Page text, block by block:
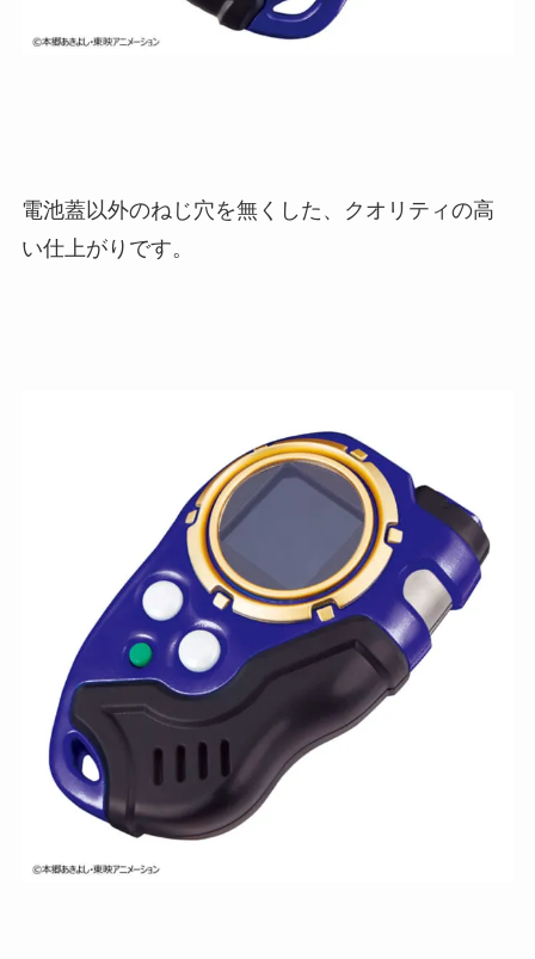
電池蓋以外のねじ穴を無くした、クオリティの高
い仕上がりです。